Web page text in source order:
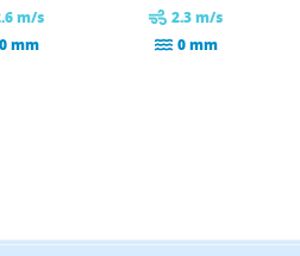
m/s
0 mm
2.3 m/s
0 mm